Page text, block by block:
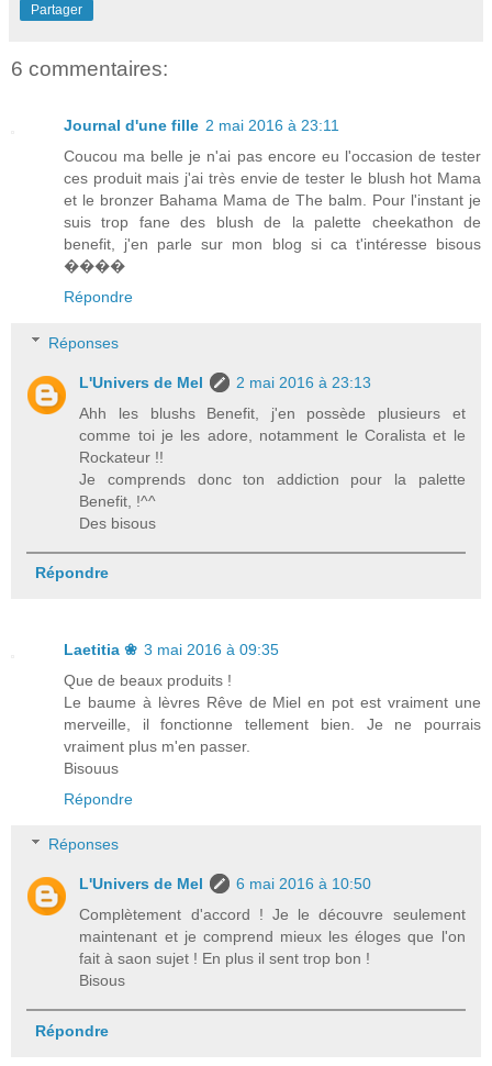
Partager
6 commentaires:
Journal d'une fille 2 mai 2016 à 23:11
Coucou ma belle je n'ai pas encore eu l'occasion de tester
ces produit mais j'ai très envie de tester le blush hot Mama
et le bronzer Bahama Mama de The balm. Pour l'instant je
suis trop fane des blush de la palette cheekathon de
benefit, j'en parle sur mon blog si ca t'intéresse bisous
����
Répondre
Réponses
L'Univers de Mel
2 mai 2016 à 23:13
Ahh les blushs Benefit, j'en possède plusieurs et
comme toi je les adore, notamment le Coralista et le
Rockateur !!
Je comprends donc ton addiction pour la palette
Benefit, !^^
Des bisous
Répondre
Laetitia ❀ 3 mai 2016 à 09:35
Que de beaux produits !
Le baume à lèvres Rêve de Miel en pot est vraiment une
merveille, il fonctionne tellement bien. Je ne pourrais
vraiment plus m'en passer.
Bisouus
Répondre
Réponses
L'Univers de Mel
6 mai 2016 à 10:50
Complètement d'accord ! Je le découvre seulement
maintenant et je comprend mieux les éloges que l'on
fait à saon sujet ! En plus il sent trop bon !
Bisous
Répondre